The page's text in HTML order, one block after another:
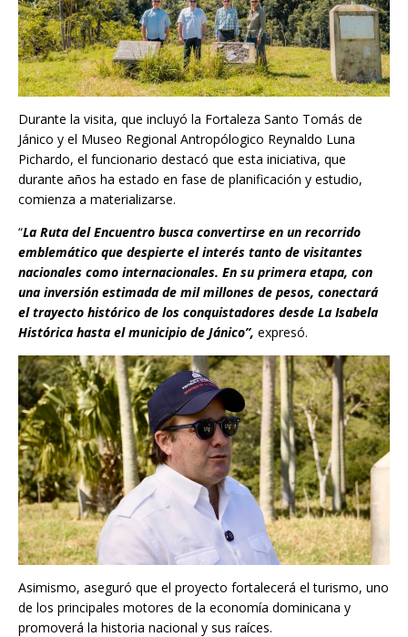
Durante la visita, que incluyó la Fortaleza Santo Tomás de
Jánico y el Museo Regional Antropólogico Reynaldo Luna
Pichardo, el funcionario destacó que esta iniciativa, que
durante años ha estado en fase de planificación y estudio,
comienza a materializarse.
“La Ruta del Encuentro busca convertirse en un recorrido
emblemático que despierte el interés tanto de visitantes
nacionales como internacionales. En su primera etapa, con
una inversión estimada de mil millones de pesos, conectará
el trayecto histórico de los conquistadores desde La Isabela
Histórica hasta el municipio de Jánico”, expresó.
Asimismo, aseguró que el proyecto fortalecerá el turismo, uno
de los principales motores de la economía dominicana y
promoverá la historia nacional y sus raíces.